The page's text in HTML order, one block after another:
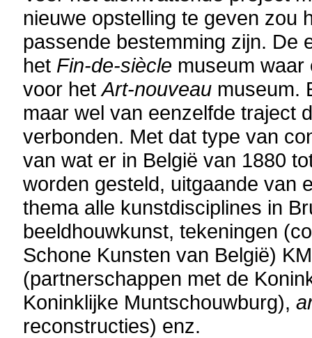
nieuwe opstelling te geven zou
passende bestemming zijn. De
het Fin-de-siècle museum
voor hetArt-nouveau museum.
maar wel van eenzelfde traject
verbonden. Met dat type van
van wat er in België van 1880
worden gesteld, uitgaande van
thema alle kunstdisciplines in
beeldhouwkunst, tekeningen
Schone Kunsten van België)
(partnerschappen met de
Koninklijke Muntschouwburg),
reconstructies) enz.